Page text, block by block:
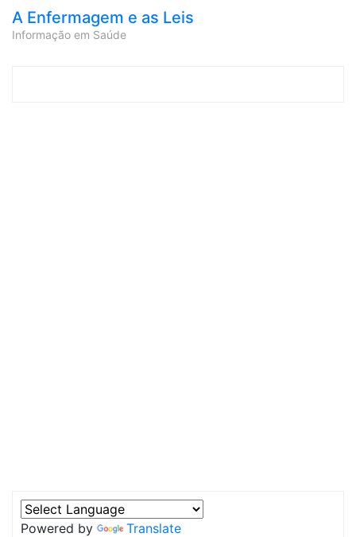
A Enfermagem e as Leis
Informação em Saúde
Powered by Translate